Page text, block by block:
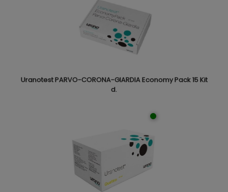
Uranotest PARVO-CORONA-GIARDIA Economy Pack 15 Kit
d.